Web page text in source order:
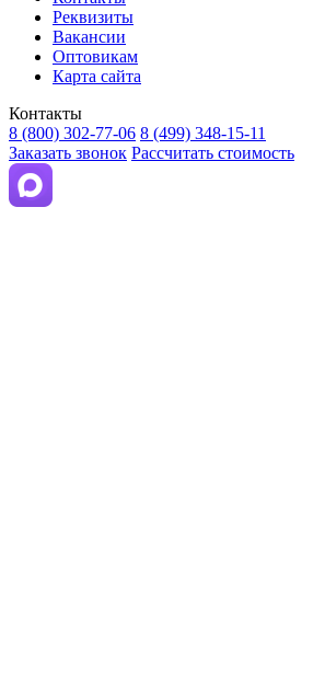
Реквизиты
Вакансии
Оптовикам
Карта сайта
Контакты
8 (800) 302-77-06 8 (499) 348-15-11
Заказать звонок Рассчитать стоимость